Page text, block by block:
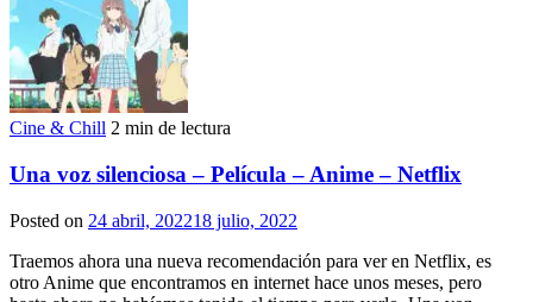
Cine & Chill 2 min de lectura
Una voz silenciosa – Película – Anime – Netflix
Posted on 24 abril, 202218 julio, 2022
Traemos ahora una nueva recomendación para ver en Netflix, es
otro Anime que encontramos en internet hace unos meses, pero